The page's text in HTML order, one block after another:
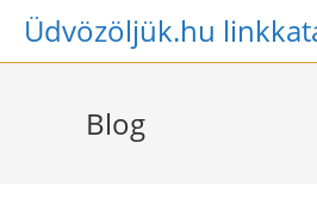
SkipÜdvözöljük.hu
Blog